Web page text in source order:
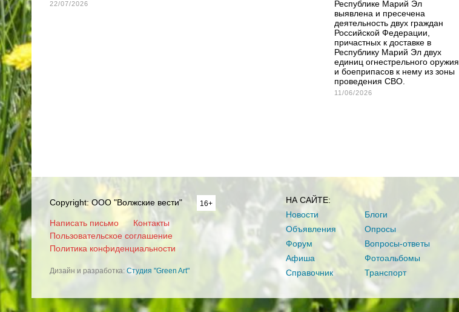
22/07/2026
Республике Марий Эл
выявлена и пресечена
деятельность двух граждан
Российской Федерации,
причастных к доставке в
Республику Марий Эл двух
единиц огнестрельного оружия
и боеприпасов к нему из зоны
проведения СВО.
11/06/2026
Copyright: ООО "Волжские вести" 16+
Написать письмо
Контакты
Пользовательское соглашение
Политика конфиденциальности
Дизайн и разработка: Студия "Green Art"
НА САЙТЕ:
Новости
Объявления
Форум
Афиша
Справочник
Блоги
Опросы
Вопросы-ответы
Фотоальбомы
Транспорт